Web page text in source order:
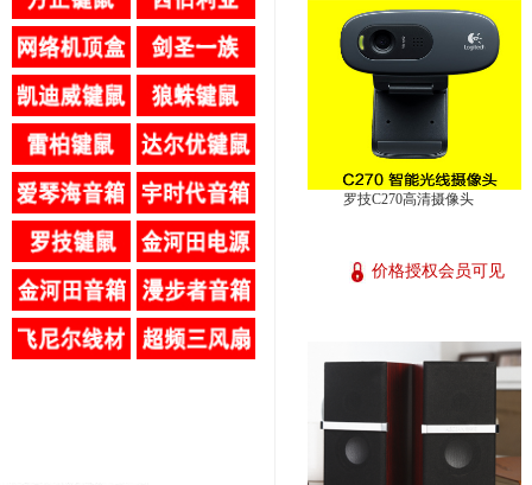
罗技C270高清摄像头
价格授权会员可见